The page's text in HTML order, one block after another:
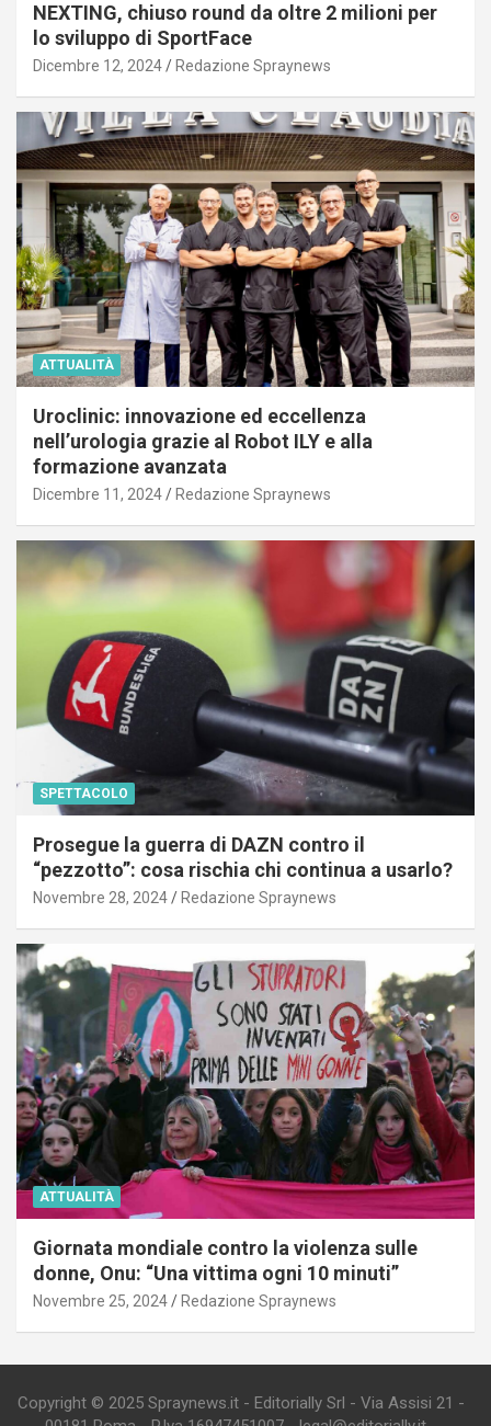
NEXTING, chiuso round da oltre 2 milioni per
lo sviluppo di SportFace
Dicembre 12, 2024 Redazione Spraynews
ATTUALITÀ
Uroclinic: innovazione ed eccellenza
nell’urologia grazie al Robot ILY e alla
formazione avanzata
Dicembre 11, 2024 Redazione Spraynews
SPETTACOLO
Prosegue la guerra di DAZN contro il
“pezzotto”: cosa rischia chi continua a usarlo?
Novembre 28, 2024 Redazione Spraynews
ATTUALITÀ
Giornata mondiale contro la violenza sulle
donne, Onu: “Una vittima ogni 10 minuti”
Novembre 25, 2024 Redazione Spraynews
Copyright © 2025 Spraynews.it - Editorially Srl - Via Assisi 21 -